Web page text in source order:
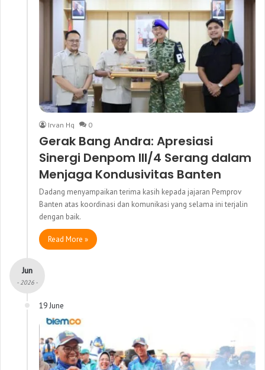
Irvan Hq 0
Gerak Bang Andra: Apresiasi
Sinergi Denpom III/4 Serang dalam
Menjaga Kondusivitas Banten
Dadang menyampaikan terima kasih kepada jajaran Pemprov
Banten atas koordinasi dan komunikasi yang selama ini terjalin
dengan baik.
Read More »
Jun
- 2026 -
19 June